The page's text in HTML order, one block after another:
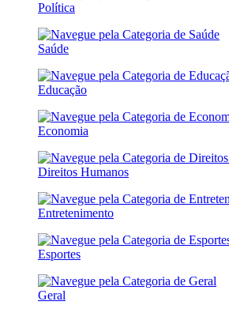
Política
Saúde
Educação
Economia
Direitos Humanos
Entretenimento
Esportes
Geral